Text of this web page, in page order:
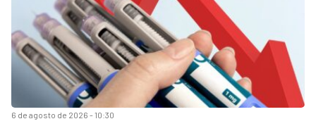
6 de agosto de 2026 - 10:30